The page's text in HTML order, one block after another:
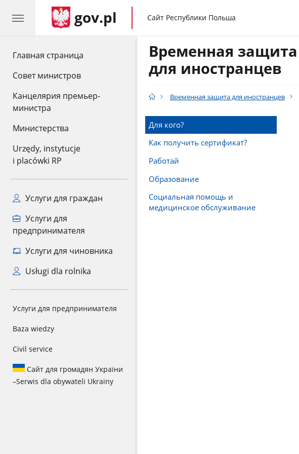
Главная страница
Совет министров
Канцелярия премьер-
министра
Министерства
Urzędy, instytucje
i placówki RP
Услуги для граждан
Услуги для
предпринимателя
Услуги для чиновника
Usługi dla rolnika
Услуги для предпринимателя
Baza wiedzy
Civil service
Сайт для громадян України
–Serwis dla obywateli Ukrainy
gov.pl gov.pl
Сайт Республики Польша
Временная защита
для иностранцев
Временная защита для иностранцев
Для кого?
Как получить сертификат?
Pаботай
Oбразование
Социальная помощь и
медицинское обслуживание